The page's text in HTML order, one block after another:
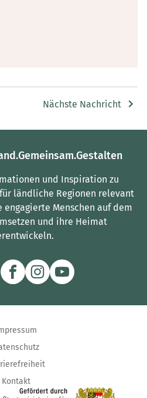
Nächste Nachricht
und Inspiration zu
ländliche Regionen relevant
engagierte Menschen auf dem
und ihre Heimat
Kontakt